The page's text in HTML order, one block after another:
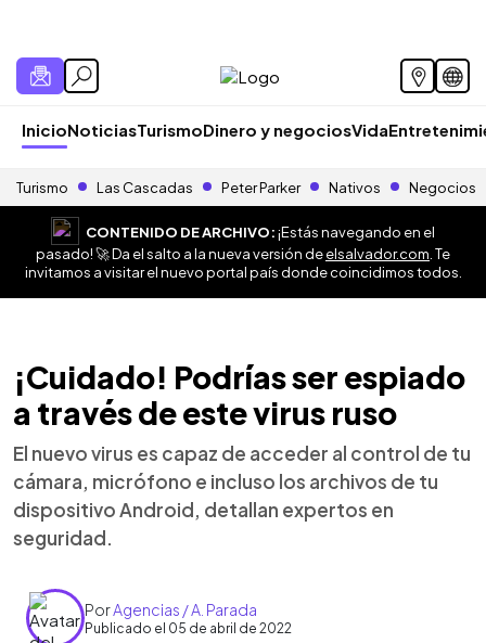
InicioNoticiasTurismoDinero y negociosVida
Turismo Las Cascadas Peter Parker Nativos Negocios
CONTENIDO DE ARCHIVO:¡Estás navegando en el
pasado! 🚀 Da el salto a la nueva versión deelsalvador.com . Te
invitamos a visitar el nuevo portal país donde coincidimos todos.
¡Cuidado! Podrías ser espiado
a través de este virus ruso
El nuevo virus es capaz de acceder al control de tu
cámara, micrófono e incluso los archivos de tu
dispositivo Android, detallan expertos en
seguridad.
PorAgencias / A. Parada
Publicado el 05 de abril de 2022